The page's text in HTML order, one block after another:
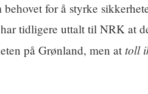
for å styrke
har tidligere uttalt til NRK at
på Grønland, men at toll